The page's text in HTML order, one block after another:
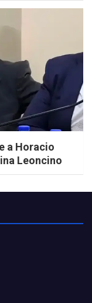
a Horacio
Leoncino